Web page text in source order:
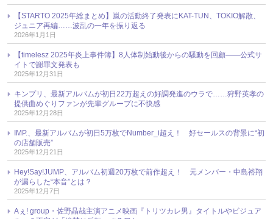
【STARTO 2025年総まとめ】嵐の活動終了発表にKAT-TUN、TOKIO解散、
ジュニア再編……波乱の一年を振り返る
2026年1月1日
【timelesz 2025年炎上事件簿】8人体制始動後からの騒動を回顧――公式サ
イトで謝罪文発表も
2025年12月31日
キンプリ、最新アルバムが初日22万超えの好調発進のウラで……狩野英孝の
提供曲めぐりファンが先輩グループに不快感
2025年12月28日
IMP.、最新アルバムが初日5万枚でNumber_i超え！ 好セールスの背景に“初
の店舗販売”
2025年12月21日
Hey!Say!JUMP、アルバム初週20万枚で前作超え！ 元メンバー・中島裕翔
が漏らした“本音”とは？
2025年12月7日
Aぇ! group・佐野晶哉主演アニメ映画『トリツカレ男』タイトルやビジュア